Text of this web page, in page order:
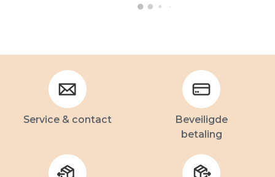
Service & contact
Beveiligde
betaling